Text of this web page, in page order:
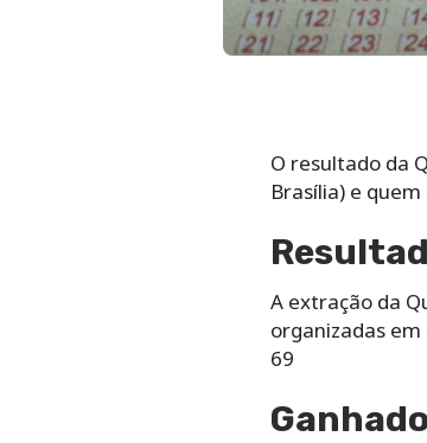
O resultado da
Brasília) e
A extração da
organizadas
69